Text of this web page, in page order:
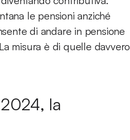
le pensioni anziché
di andare in pensione
misura è di quelle davvero
la